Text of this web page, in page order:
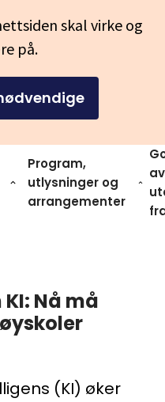
skal virke og
på.
Program,
utlysninger og
arrangementer
av
Nå må
(KI) øker